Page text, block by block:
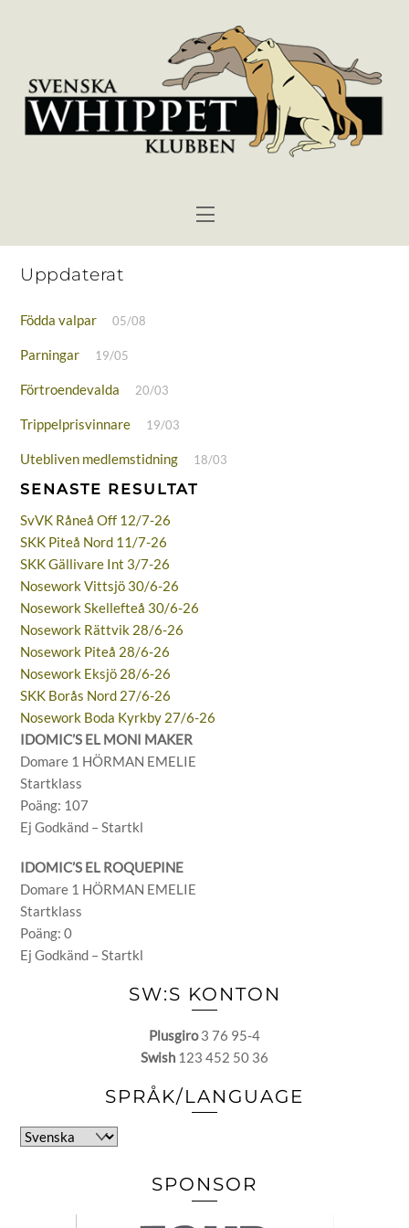
Menu
Uppdaterat
Födda valpar 05/08
Parningar 19/05
Förtroendevalda 20/03
Trippelprisvinnare 19/03
Utebliven medlemstidning 18/03
SENASTE RESULTAT
SvVK Råneå Off 12/7-26
SKK Piteå Nord 11/7-26
SKK Gällivare Int 3/7-26
Nosework Vittsjö 30/6-26
Nosework Skellefteå 30/6-26
Nosework Rättvik 28/6-26
Nosework Piteå 28/6-26
Nosework Eksjö 28/6-26
SKK Borås Nord 27/6-26
Nosework Boda Kyrkby 27/6-26
IDOMIC’S EL MONI MAKER
Domare 1 HÖRMAN EMELIE
Startklass
Poäng: 107
Ej Godkänd – Startkl
IDOMIC’S EL ROQUEPINE
Domare 1 HÖRMAN EMELIE
Startklass
Poäng: 0
Ej Godkänd – Startkl
SW:S KONTON
Plusgiro3 76 95-4
Swish 123 452 50 36
SPRÅK/LANGUAGE
Välj
SPONSOR